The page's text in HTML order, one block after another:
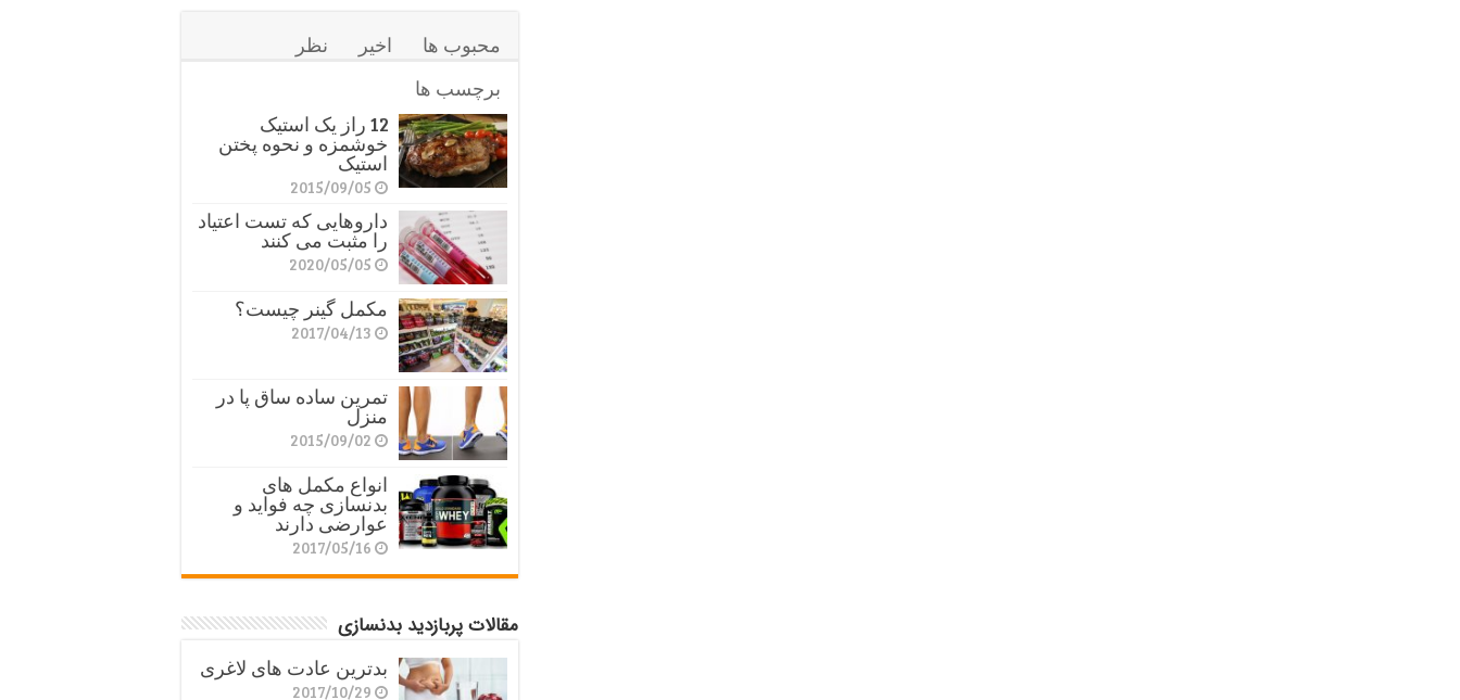
محبوب ها اخیر
نظر
برچسب ها
12 راز یک استیک
خوشمزه و نحوه پختن
استیک
2015/09/05
داروهایی که تست اعتیاد
را مثبت می کنند
2020/05/05
مکمل گینر چیست؟
2017/04/13
تمرین ساده ساق پا در
منزل
2015/09/02
انواع مکمل های
بدنسازی چه فواید و
عوارضی دارند
2017/05/16
مقالات پربازدید بدنسازی
بدترین عادت های لاغری
2017/10/29